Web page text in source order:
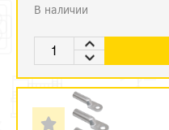
В наличии